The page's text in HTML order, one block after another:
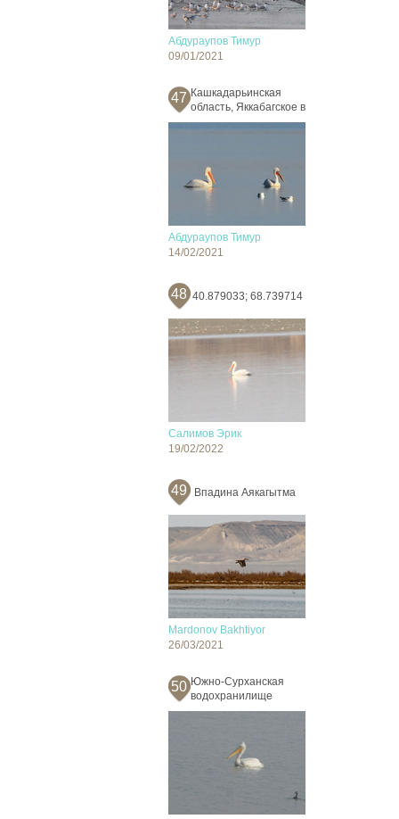
Абдураупов Тимур
09/01/2021
47 Кашкадарьинская
область, Яккабагское в
Абдураупов Тимур
14/02/2021
48 40.879033; 68.739714
Салимов Эрик
19/02/2022
49 Впадина Аякагытма
Mardonov Bakhtiyor
26/03/2021
50 Южно-Сурханская
водохранилище